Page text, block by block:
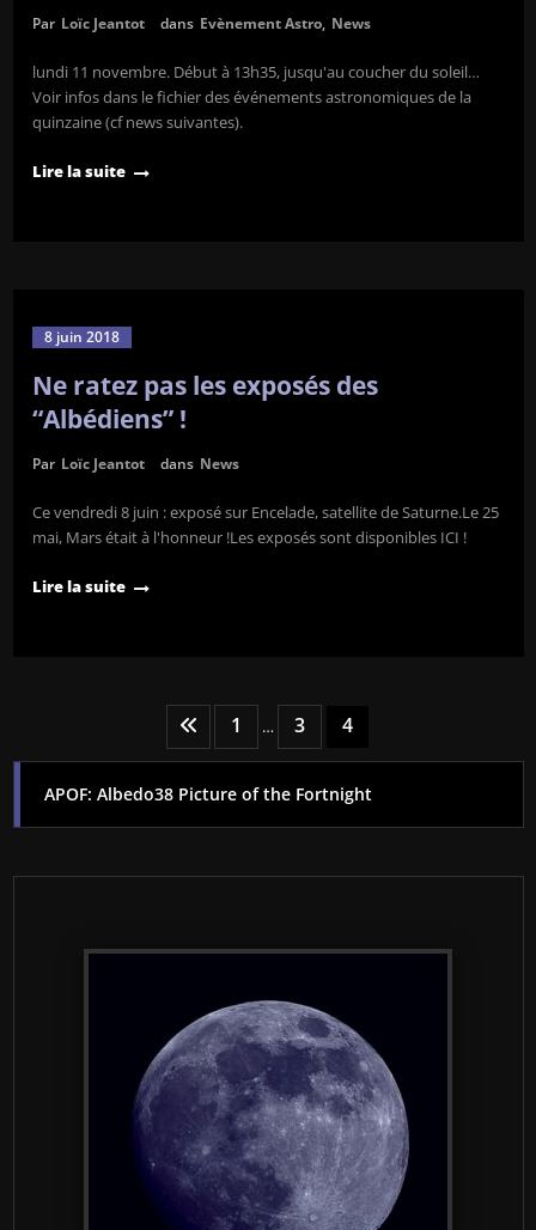
Par Loïc Jeantot dans Evènement Astro, News
lundi 11 novembre. Début à 13h35, jusqu'au coucher du soleil…
Voir infos dans le fichier des événements astronomiques de la
quinzaine (cf news suivantes).
Lire la suite
8 juin 2018
Ne ratez pas les exposés des
“Albédiens” !
Par Loïc Jeantot dans News
Ce vendredi 8 juin : exposé sur Encelade, satellite de Saturne.Le 25
mai, Mars était à l'honneur !Les exposés sont disponibles ICI !
Lire la suite
des
publications
1 … 3 4
APOF: Albedo38 Picture of the Fortnight